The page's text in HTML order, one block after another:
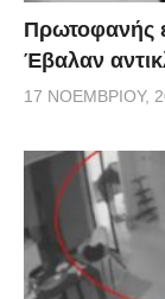
Πρωτοφανής
Έβαλαν
17 ΝΟΕΜΒΡΊΟΥ,